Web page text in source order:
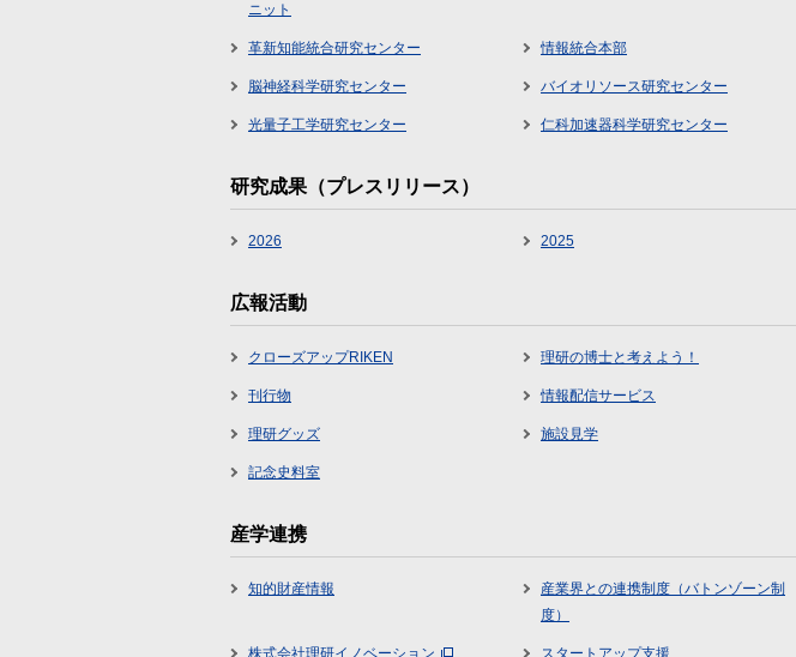
ニット
革新知能統合研究センター 情報統合本部
脳神経科学研究センター バイオリソース研究センター
光量子工学研究センター 仁科加速器科学研究センター
研究成果（プレスリリース）
2026 2025
広報活動
クローズアップRIKEN 理研の博士と考えよう！
刊行物 情報配信サービス
理研グッズ 施設見学
記念史料室
産学連携
知的財産情報
産業界との連携制度（バトンゾーン制
度）
株式会社理研イノベーション スタートアップ支援